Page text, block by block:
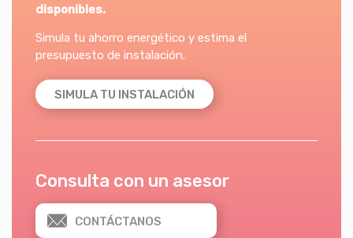
disponibles.
Simula tu ahorro energético y estima el
presupuesto de instalación.
SIMULA TU INSTALACIÓN
Consulta con un asesor
CONTÁCTANOS